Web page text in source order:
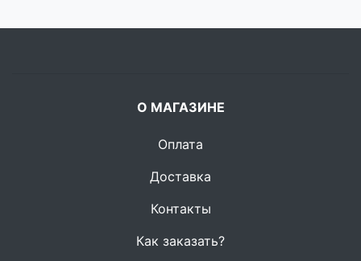
О МАГАЗИНЕ
Оплата
Доставка
Контакты
Как заказать?